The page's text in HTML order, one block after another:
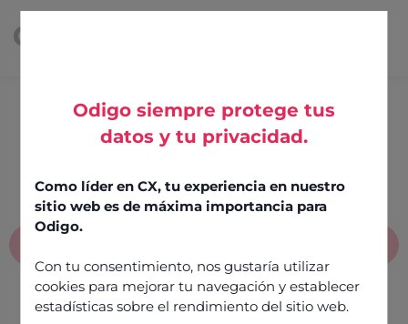
Odigo siempre protege tus
datos y tu privacidad.
Como líder en CX, tu experiencia en nuestro
sitio web es de máxima importancia para
Odigo.
Con tu consentimiento, nos gustaría utilizar
cookies para mejorar tu navegación y establecer
estadísticas sobre el rendimiento del sitio web.
Press and news